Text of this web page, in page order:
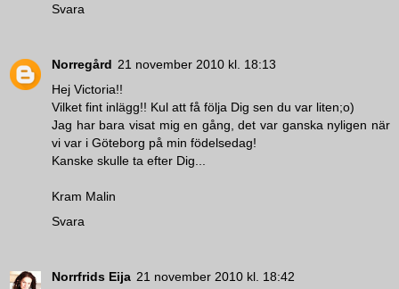
Svara
Norregård 21 november 2010 kl. 18:13
Hej Victoria!!
Vilket fint inlägg!! Kul att få följa Dig sen du var liten;o)
Jag har bara visat mig en gång, det var ganska nyligen när
vi var i Göteborg på min födelsedag!
Kanske skulle ta efter Dig...
Kram Malin
Svara
Norrfrids Eija 21 november 2010 kl. 18:42